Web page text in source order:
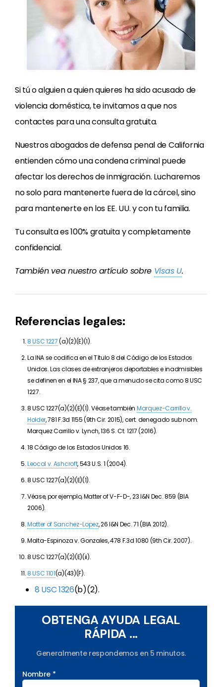
Si tú o alguien a quien quieres ha sido acusado de
violencia doméstica, te invitamos a que nos
contactes para una consulta gratuita.
Nuestros abogados de defensa penal de California
entienden cómo una condena criminal puede
afectar los derechos de inmigración. Lucharemos
no solo para mantenerte fuera de la cárcel, sino
para mantenerte en los EE. UU. y con tu familia.
Tu consulta es 100% gratuita y completamente
confidencial.
También vea nuestro artículo sobre Visas U.
Referencias legales:
8 USC 1227(a)(2)(E)(1).
La INA se codifica en el Título 8 del Código de los Estados
Unidos. Las clases de extranjeros deportables e inadmisibles
se definen en el INA § 237, que a menudo se cita como 8 USC
1227.
8 USC 1227(a)(2)(E)(1). Véase también Marquez-Carrillo v.
Holder, 781 F.3d 1155 (9th Cir. 2015), cert. denegado sub nom.
Marquez Carrillo v. Lynch, 136 S. Ct. 1217 (2016).
18 Código de los Estados Unidos 16.
Leocal v. Ashcroft, 543 U.S. 1 (2004).
8 USC 1227(a)(2)(E)(1).
Véase, por ejemplo, Matter of V-F-D-, 23 I&N Dec. 859 (BIA
2006).
Matter of Sanchez-Lopez, 26 I&N Dec. 71 (BIA 2012).
Malta-Espinoza v. Gonzales, 478 F.3d 1080 (9th Cir. 2007).
8 USC 1227(a)(2)(E)(ii).
8 USC 1101(a)(43)(F).
8 USC 1326(b)(2).
OBTENGA AYUDA LEGAL
RÁPIDA ...
Generalmente respondemos en 5 minutos.
Nombre *